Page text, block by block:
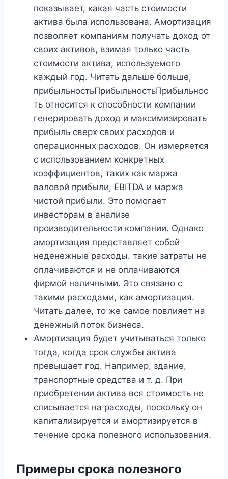
показывает, какая часть стоимости
актива была использована. Амортизация
позволяет компаниям получать доход от
своих активов, взимая только часть
стоимости актива, используемого
каждый год. Читать дальше больше,
прибыльностьПрибыльностьПрибыльнос
ть относится к способности компании
генерировать доход и максимизировать
прибыль сверх своих расходов и
операционных расходов. Он измеряется
с использованием конкретных
коэффициентов, таких как маржа
валовой прибыли, EBITDA и маржа
чистой прибыли. Это помогает
инвесторам в анализе
производительности компании. Однако
амортизация представляет собой
неденежные расходы. такие затраты не
оплачиваются и не оплачиваются
фирмой наличными. Это связано с
такими расходами, как амортизация.
Читать далее, то же самое повлияет на
денежный поток бизнеса.
Амортизация будет учитываться только
тогда, когда срок службы актива
превышает год. Например, здание,
транспортные средства и т. д. При
приобретении актива вся стоимость не
списывается на расходы, поскольку он
капитализируется и амортизируется в
течение срока полезного использования.
Примеры срока полезного